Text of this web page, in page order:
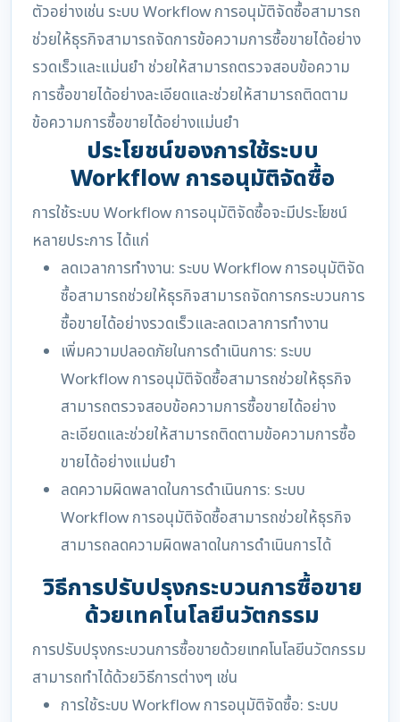
ตัวอย่างเช่น ระบบ Workflow การอนุมัติจัดซื้อสามารถ
ช่วยให้ธุรกิจสามารถจัดการข้อความการซื้อขายได้อย่าง
รวดเร็วและแม่นยำ ช่วยให้สามารถตรวจสอบข้อความ
การซื้อขายได้อย่างละเอียดและช่วยให้สามารถติดตาม
ข้อความการซื้อขายได้อย่างแม่นยำ
ประโยชน์ของการใช้ระบบ
Workflow การอนุมัติจัดซื้อ
การใช้ระบบ Workflow การอนุมัติจัดซื้อจะมีประโยชน์
หลายประการ ได้แก่
ลดเวลาการทำงาน: ระบบ Workflow การอนุมัติจัด
ซื้อสามารถช่วยให้ธุรกิจสามารถจัดการกระบวนการ
ซื้อขายได้อย่างรวดเร็วและลดเวลาการทำงาน
เพิ่มความปลอดภัยในการดำเนินการ: ระบบ
Workflow การอนุมัติจัดซื้อสามารถช่วยให้ธุรกิจ
สามารถตรวจสอบข้อความการซื้อขายได้อย่าง
ละเอียดและช่วยให้สามารถติดตามข้อความการซื้อ
ขายได้อย่างแม่นยำ
ลดความผิดพลาดในการดำเนินการ: ระบบ
Workflow การอนุมัติจัดซื้อสามารถช่วยให้ธุรกิจ
สามารถลดความผิดพลาดในการดำเนินการได้
วิธีการปรับปรุงกระบวนการซื้อขาย
ด้วยเทคโนโลยีนวัตกรรม
การปรับปรุงกระบวนการซื้อขายด้วยเทคโนโลยีนวัตกรรม
สามารถทำได้ด้วยวิธีการต่างๆ เช่น
การใช้ระบบ Workflow การอนุมัติจัดซื้อ: ระบบ